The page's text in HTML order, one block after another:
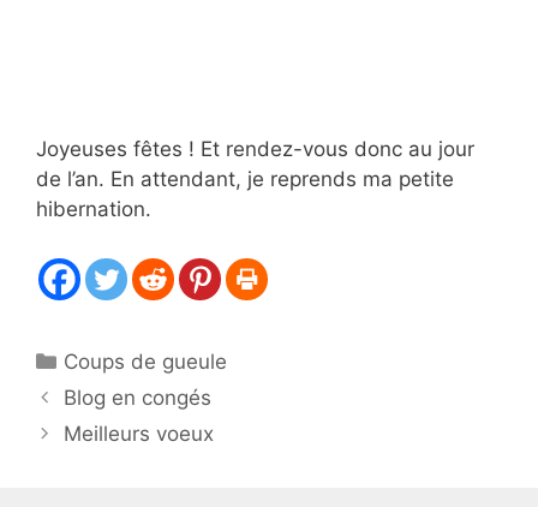
Joyeuses fêtes ! Et rendez-vous donc au jour
de l’an. En attendant, je reprends ma petite
hibernation.
Catégories
Coups de gueule
Blog en congés
Meilleurs voeux